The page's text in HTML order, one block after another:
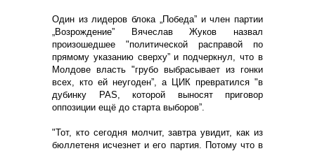
Один из лидеров блока „Победа” и член партии
„Возрождение” Вячеслав Жуков назвал
произошедшее "политической расправой по
прямому указанию сверху” и подчеркнул, что в
Молдове власть "грубо выбрасывает из гонки
всех, кто ей неугоден”, а ЦИК превратился "в
дубинку PAS, которой выносят приговор
оппозиции ещё до старта выборов”.
"Тот, кто сегодня молчит, завтра увидит, как из
бюллетеня исчезнет и его партия. Потому что в